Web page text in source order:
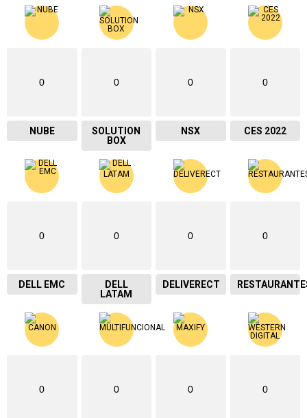
0
NUBE
0
SOLUTION
BOX
0
NSX
0
CES 2022
0
DELL EMC
0
DELL
LATAM
0
DELIVERECT
0
0 0 0 0